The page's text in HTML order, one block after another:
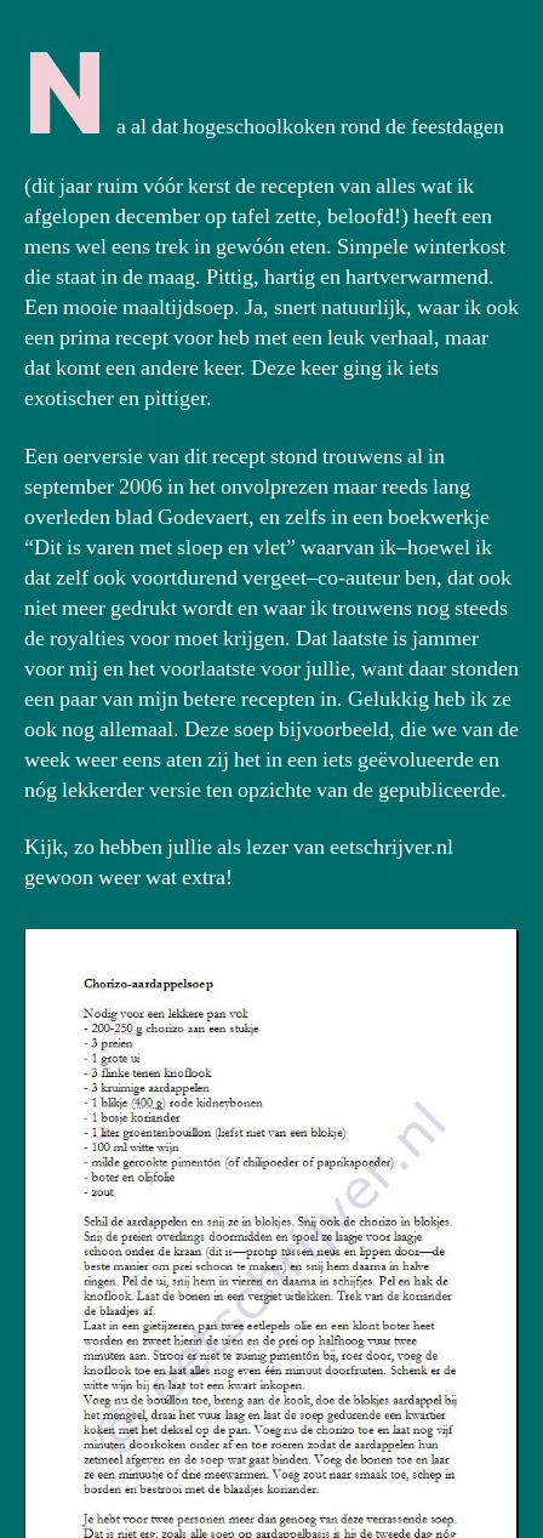
N a al dat hogeschoolkoken rond de feestdagen
(dit jaar ruim vóór kerst de recepten van alles wat ik
afgelopen december op tafel zette, beloofd!) heeft een
mens wel eens trek in gewóón eten. Simpele winterkost
die staat in de maag. Pittig, hartig en hartverwarmend.
Een mooie maaltijdsoep. Ja, snert natuurlijk, waar ik ook
een prima recept voor heb met een leuk verhaal, maar
dat komt een andere keer. Deze keer ging ik iets
exotischer en pittiger.
Een oerversie van dit recept stond trouwens al in
september 2006 in het onvolprezen maar reeds lang
overleden blad Godevaert, en zelfs in een boekwerkje
“Dit is varen met sloep en vlet” waarvan ik–hoewel ik
dat zelf ook voortdurend vergeet–co-auteur ben, dat ook
niet meer gedrukt wordt en waar ik trouwens nog steeds
de royalties voor moet krijgen. Dat laatste is jammer
voor mij en het voorlaatste voor jullie, want daar stonden
een paar van mijn betere recepten in. Gelukkig heb ik ze
ook nog allemaal. Deze soep bijvoorbeeld, die we van de
week weer eens aten zij het in een iets geëvolueerde en
nóg lekkerder versie ten opzichte van de gepubliceerde.
Kijk, zo hebben jullie als lezer van eetschrijver.nl
gewoon weer wat extra!